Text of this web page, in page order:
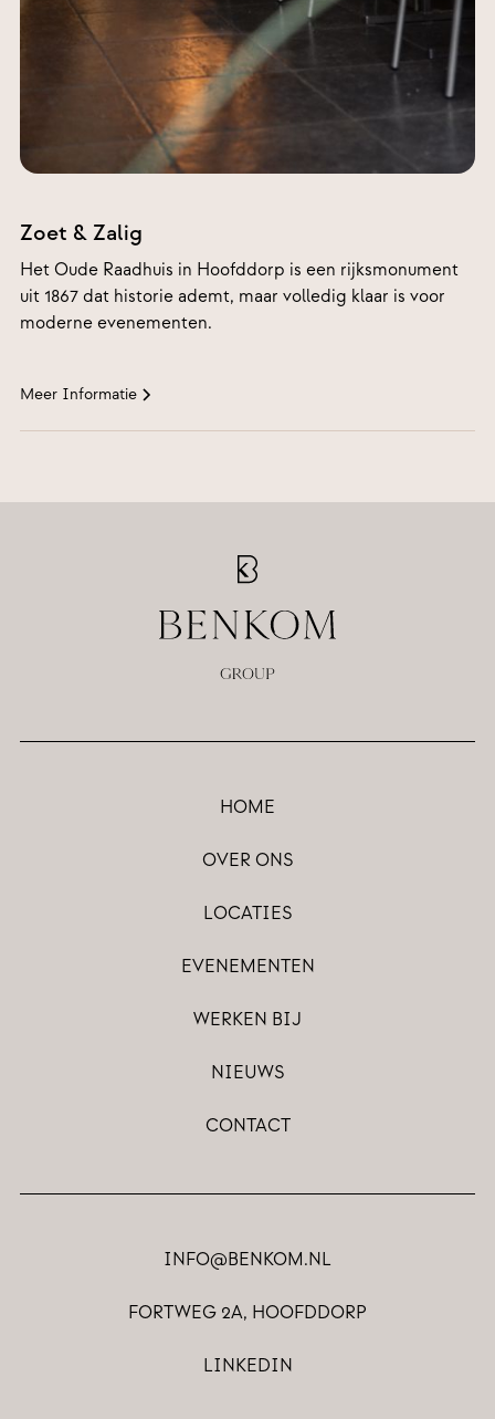
Hoofddorp
Zoet & Zalig
Het Oude Raadhuis in Hoofddorp is een rijksmonument
uit 1867 dat historie ademt, maar volledig klaar is voor
moderne evenementen.
Meer Informatie
HOME
OVER ONS
LOCATIES
EVENEMENTEN
WERKEN BIJ
NIEUWS
CONTACT
INFO@BENKOM.NL
FORTWEG 2A, HOOFDDORP
LINKEDIN